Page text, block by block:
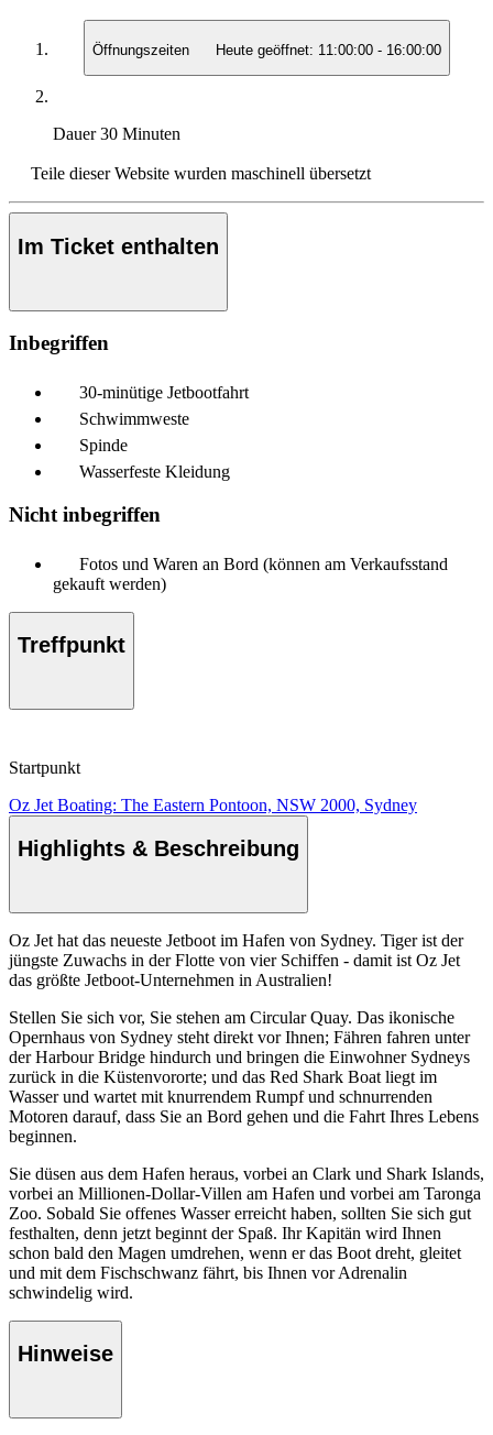
Öffnungszeiten Heute geöffnet: 11:00:00 - 16:00:00
Dauer30 Minuten
Teile dieser Website wurden maschinell übersetzt
Im Ticket enthalten
Inbegriffen
30-minütige Jetbootfahrt
Schwimmweste
Spinde
Wasserfeste Kleidung
Nicht inbegriffen
Fotos und Waren an Bord (können am Verkaufsstand
gekauft werden)
Treffpunkt
Startpunkt
Oz Jet Boating: The Eastern Pontoon, NSW 2000, Sydney
Highlights & Beschreibung
Oz Jet hat das neueste Jetboot im Hafen von Sydney. Tiger ist der
jüngste Zuwachs in der Flotte von vier Schiffen - damit ist Oz Jet
das größte Jetboot-Unternehmen in Australien!
Stellen Sie sich vor, Sie stehen am Circular Quay. Das ikonische
Opernhaus von Sydney steht direkt vor Ihnen; Fähren fahren unter
der Harbour Bridge hindurch und bringen die Einwohner Sydneys
zurück in die Küstenvororte; und das Red Shark Boat liegt im
Wasser und wartet mit knurrendem Rumpf und schnurrenden
Motoren darauf, dass Sie an Bord gehen und die Fahrt Ihres Lebens
beginnen.
Sie düsen aus dem Hafen heraus, vorbei an Clark und Shark Islands,
vorbei an Millionen-Dollar-Villen am Hafen und vorbei am Taronga
Zoo. Sobald Sie offenes Wasser erreicht haben, sollten Sie sich gut
festhalten, denn jetzt beginnt der Spaß. Ihr Kapitän wird Ihnen
schon bald den Magen umdrehen, wenn er das Boot dreht, gleitet
und mit dem Fischschwanz fährt, bis Ihnen vor Adrenalin
schwindelig wird.
Hinweise